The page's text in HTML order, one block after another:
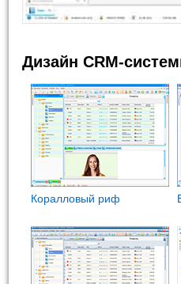
Дизайн CRM-
Коралловый риф